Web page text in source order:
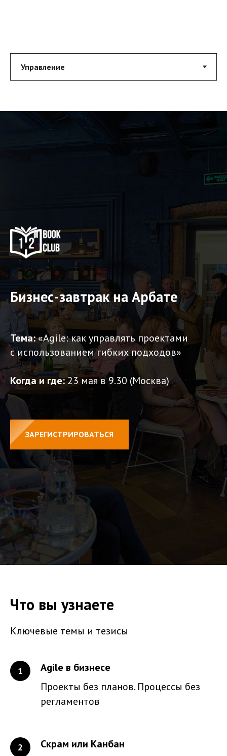
Бизнес-завтрак на Арбате
Тема:«Agile: как управлять проектами
с использованием гибких подходов»
Когда и где:23 мая в 9.30 (Москва)
ЗАРЕГИСТРИРОВАТЬСЯ
Что вы узнаете
Ключевые темы и тезисы
Agile в бизнесе
Проекты без планов. Процессы без
регламентов
Скрам или Канбан